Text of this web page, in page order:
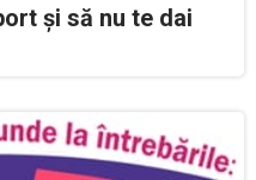
și să nu te dai